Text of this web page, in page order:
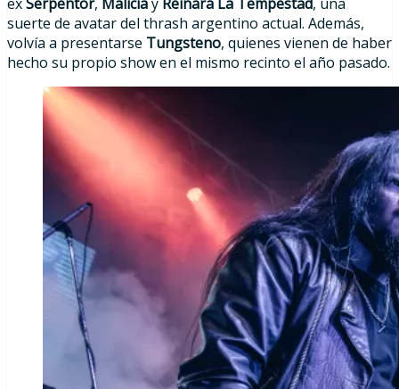
suerte de avatar del thrash argentino actual. Además,
volvía a presentarse Tungsteno, quienes vienen de haber
hecho su propio show en el mismo recinto el año pasado.